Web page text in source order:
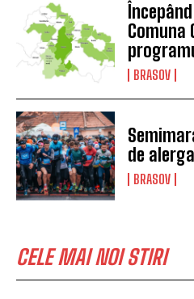
BRASOV
de
BRASOV
CELE MAI NOI STIRI